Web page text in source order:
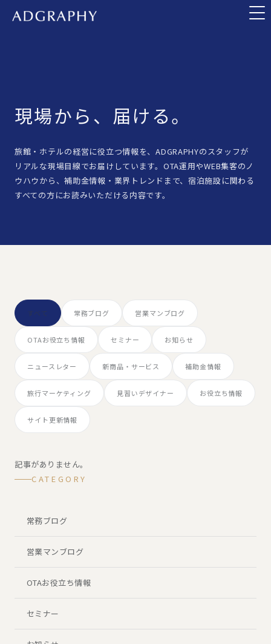
現場から、届ける。
旅館・ホテルの経営に役立つ情報を、ADGRAPHYのスタッフが
リアルな現場目線でお届けしています。OTA運用やWEB集客のノ
ウハウから、補助金情報・業界トレンドまで、宿泊施設に関わる
すべての方にお読みいただける内容です。
すべて 常務ブログ 営業マンブログ
OTAお役立ち情報 セミナー お知らせ
ニュースレター 新商品・サービス 補助金情報
旅行マーケティング 見習いデザイナー お役立ち情報
サイト更新情報
記事がありません。
CATEGORY
常務ブログ
営業マンブログ
OTAお役立ち情報
セミナー